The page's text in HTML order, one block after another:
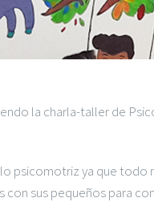
la charla-taller de
psicomotriz ya que
sus pequeños para